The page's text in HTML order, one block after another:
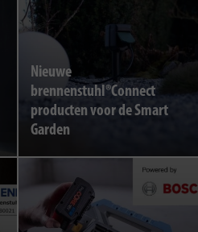
Nieuwe
brennenstuhl®Connect
producten voor de Smart
Garden